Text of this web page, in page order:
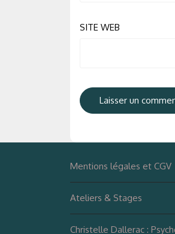
SITE WEB
Mentions légales et CGV
Ateliers & Stages
Christelle Dallerac :